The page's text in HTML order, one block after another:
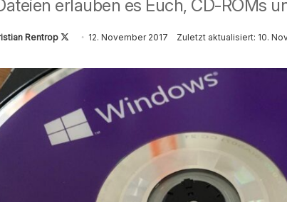
erlauben es Euch, CD-ROMs
Rentrop
Follow
X
12. November 2017 Zuletzt aktualisiert: 10.